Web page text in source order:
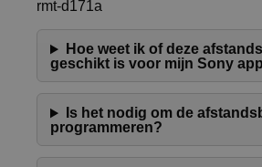
rmt-d171a
Hoe weet ik of deze
geschikt is voor mijn Sony
Is het nodig om de
programmeren?